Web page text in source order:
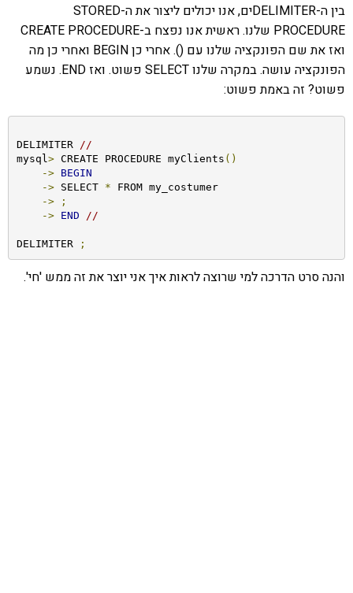
בין ה-DELIMITERים, אנו יכולים ליצור את ה-STORED
PROCEDURE שלנו. ראשית אנו נפצח ב-CREATE PROCEDURE
ואז את שם הפונקציה שלנו עם (). אחרי כן BEGIN ואחרי כן מה
הפונקציה עושה. במקרה שלנו SELECT פשוט. ואז END. נשמע
פשוט? זה באמת פשוט:
DELIMITER //
mysql> CREATE PROCEDURE myClients ()
->
BEGIN
-> SELECT * FROM my_costumer
->
;
->
END //
DELIMITER ;
והנה סרט הדרכה למי שרוצה לראות איך אני יוצר את זה ממש 'חי'.